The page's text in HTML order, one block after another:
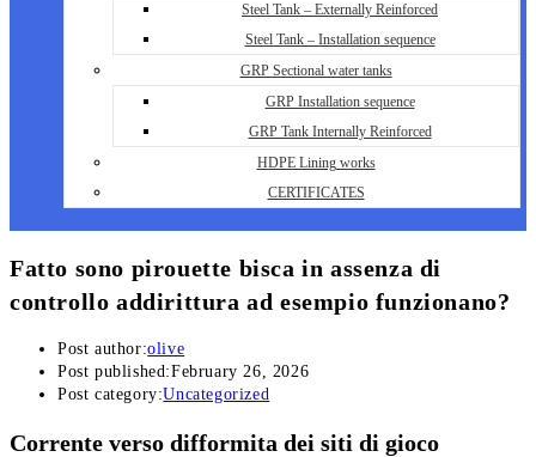
Steel Tank – Externally Reinforced
Steel Tank – Installation sequence
GRP Sectional water tanks
GRP Installation sequence
GRP Tank Internally Reinforced
HDPE Lining works
CERTIFICATES
Fatto sono pirouette bisca in assenza di
controllo addirittura ad esempio funzionano?
Post author:olive
Post published:February 26, 2026
Post category:Uncategorized
Corrente verso difformita dei siti di gioco